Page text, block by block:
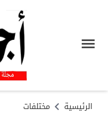
الرئيسية مختلفات